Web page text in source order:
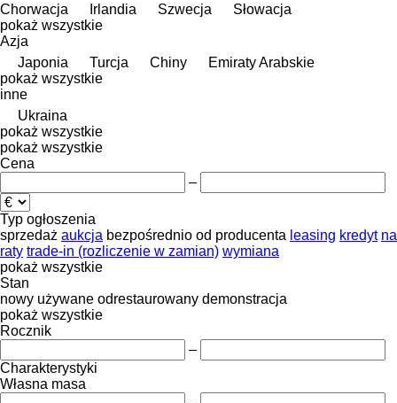
Chorwacja
Irlandia Szwecja
Słowacja
pokaż wszystkie
Azja
Japonia
Turcja Chiny
Emiraty Arabskie
pokaż wszystkie
inne
Ukraina
pokaż wszystkie
pokaż wszystkie
Cena
–
Typ ogłoszenia
sprzedaż aukcja bezpośrednio od producenta leasing kredyt na
raty trade-in (rozliczenie w zamian) wymiana
pokaż wszystkie
Stan
nowy używane odrestaurowany demonstracja
pokaż wszystkie
Rocznik
–
Charakterystyki
Własna masa